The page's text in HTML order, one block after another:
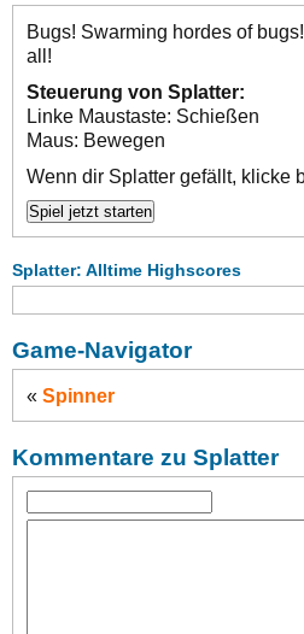
Bugs! Swarming hordes of
all!
Steuerung von Splatter:
Linke Maustaste: Schießen
Maus: Bewegen
Wenn dir Splatter gefällt, klicke
Splatter: Alltime Highscores
Game-Navigator
« Spinner
Kommentare zu Splatter